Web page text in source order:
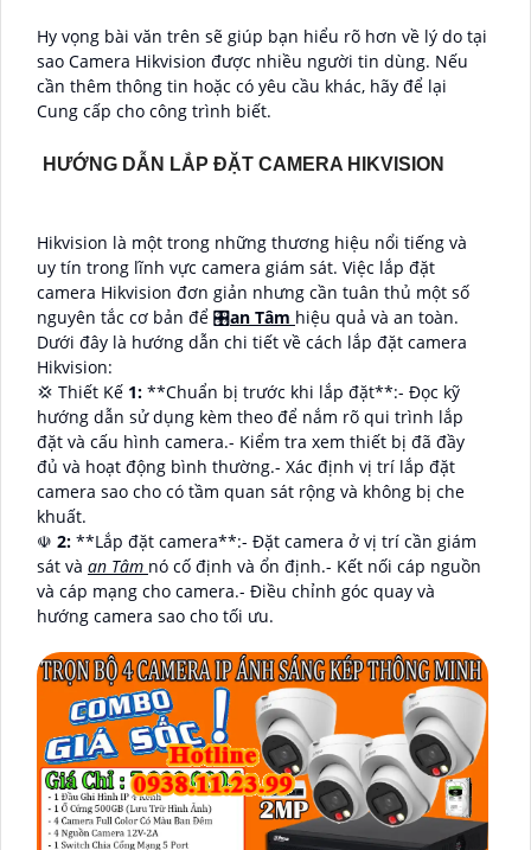
Hy vọng bài văn trên sẽ giúp bạn hiểu rõ hơn về lý do tại
sao Camera Hikvision được nhiều người tin dùng. Nếu
cần thêm thông tin hoặc có yêu cầu khác, hãy để lại
Cung cấp cho công trình biết.
HƯỚNG DẪN LẮP ĐẶT CAMERA HIKVISION
Hikvision là một trong những thương hiệu nổi tiếng và
uy tín trong lĩnh vực camera giám sát. Việc lắp đặt
camera Hikvision đơn giản nhưng cần tuân thủ một số
nguyên tắc cơ bản để 🎛an Tâm hiệu quả và an toàn.
Dưới đây là hướng dẫn chi tiết về cách lắp đặt camera
Hikvision:
💢 Thiết Kế 1: **Chuẩn bị trước khi lắp đặt**:- Đọc kỹ
hướng dẫn sử dụng kèm theo để nắm rõ qui trình lắp
đặt và cấu hình camera.- Kiểm tra xem thiết bị đã đầy
đủ và hoạt động bình thường.- Xác định vị trí lắp đặt
camera sao cho có tầm quan sát rộng và không bị che
khuất.
☫ 2: **Lắp đặt camera**:- Đặt camera ở vị trí cần giám
sát và an Tâm nó cố định và ổn định.- Kết nối cáp nguồn
và cáp mạng cho camera.- Điều chỉnh góc quay và
hướng camera sao cho tối ưu.